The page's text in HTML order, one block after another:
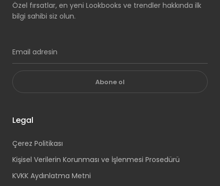
Özel fırsatlar, en yeni Lookbooks ve trendler hakkında ilk
bilgi sahibi siz olun.
Abone ol
Legal
Çerez Politikası
Kişisel Verilerin Korunması ve İşlenmesi Prosedürü
KVKK Aydınlatma Metni